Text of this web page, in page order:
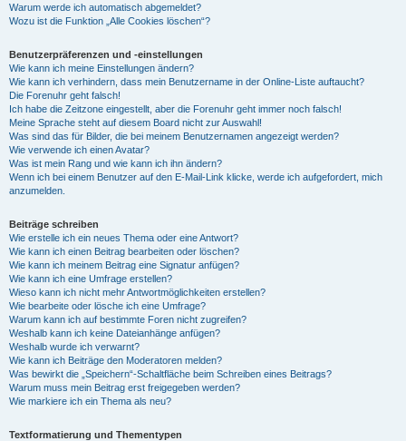
Warum werde ich automatisch abgemeldet?
Wozu ist die Funktion „Alle Cookies löschen“?
Benutzerpräferenzen und -einstellungen
Wie kann ich meine Einstellungen ändern?
Wie kann ich verhindern, dass mein Benutzername in der Online-Liste auftaucht?
Die Forenuhr geht falsch!
Ich habe die Zeitzone eingestellt, aber die Forenuhr geht immer noch falsch!
Meine Sprache steht auf diesem Board nicht zur Auswahl!
Was sind das für Bilder, die bei meinem Benutzernamen angezeigt werden?
Wie verwende ich einen Avatar?
Was ist mein Rang und wie kann ich ihn ändern?
Wenn ich bei einem Benutzer auf den E-Mail-Link klicke, werde ich aufgefordert, mich
anzumelden.
Beiträge schreiben
Wie erstelle ich ein neues Thema oder eine Antwort?
Wie kann ich einen Beitrag bearbeiten oder löschen?
Wie kann ich meinem Beitrag eine Signatur anfügen?
Wie kann ich eine Umfrage erstellen?
Wieso kann ich nicht mehr Antwortmöglichkeiten erstellen?
Wie bearbeite oder lösche ich eine Umfrage?
Warum kann ich auf bestimmte Foren nicht zugreifen?
Weshalb kann ich keine Dateianhänge anfügen?
Weshalb wurde ich verwarnt?
Wie kann ich Beiträge den Moderatoren melden?
Was bewirkt die „Speichern“-Schaltfläche beim Schreiben eines Beitrags?
Warum muss mein Beitrag erst freigegeben werden?
Wie markiere ich ein Thema als neu?
Textformatierung und Thementypen